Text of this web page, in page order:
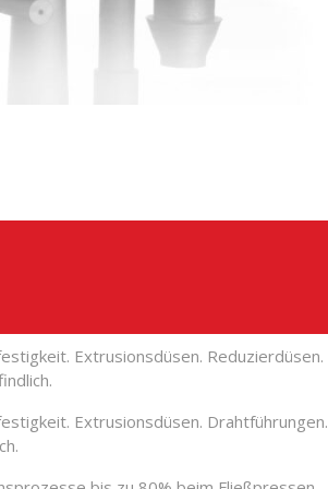
Extrusionsdüsen. Reduzierdüsen.
Extrusionsdüsen. Drahtführungen.